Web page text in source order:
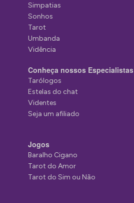
Simpatias
Sonhos
Tarot
Umbanda
Vidência
Conheça nossos Especialistas
Tarólogos
Estelas do chat
Videntes
Seja um afiliado
Jogos
Baralho Cigano
Tarot do Amor
Tarot do Sim ou Não